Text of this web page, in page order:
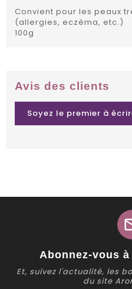
Convient pour les peaux
(allergies, eczéma, etc.)
100g
Avis des clients
Soyez le premier à
Abonnez-vous
Et, suivez l'actualité, les
du site